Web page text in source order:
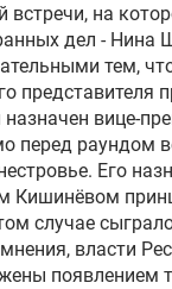
встречи, на
дел - Нина
тем,
представителя
вице-
перед раундом
Его
Кишинёвом
случае
власти
появлением